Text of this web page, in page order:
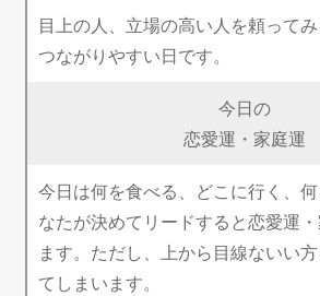
目上の人、立場の高い人を頼って
つながりやすい日です。
今日の
恋愛運・家庭運
今日は何を食べる、どこに行く、
なたが決めてリードすると恋愛運
ます。ただし、上から目線ないい
てしまいます。